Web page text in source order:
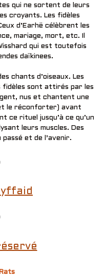
qui ne sortent de leurs
croyants. Les fidèles
d’Earhë célèbrent les
mariage, mort, etc. Il
qui est toutefois
daïkinees.
chants d’oiseaux. Les
fidèles sont attirés par les
nus et chantent une
le réconforter) avant
ce rituel jusqu’à ce qu’un
leurs muscles. Des
et de l’avenir.